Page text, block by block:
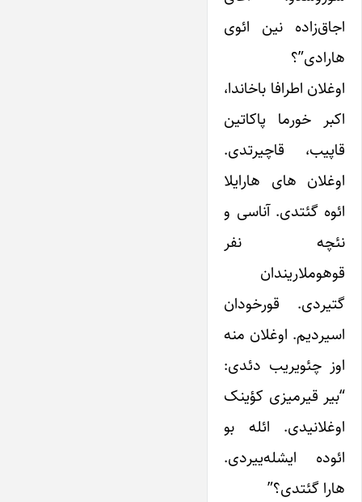
اجاق‌زاده نین ائوی
هارادی”؟
اوغلان اطرافا باخاندا،
اکبر خورما پاکاتین
قاپیب، قاچیرتدی.
اوغلان های هارایلا
ائوه گئتدی. آناسی و
نئچه نفر
قوهوملاریندان
گتیردی. قورخودان
اسیردیم. اوغلان منه
اوز چئویریب دئدی:
“بیر قیرمیزی کؤینک
اوغلانیدی. ائله بو
ائوده ایشله‌ییردی.
هارا گئتدی؟”